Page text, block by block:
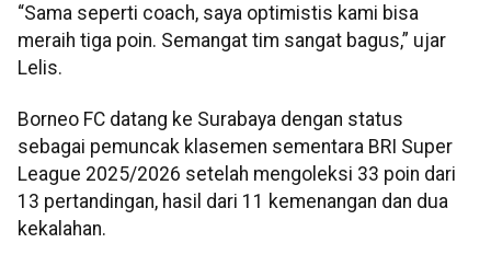
“Sama seperti coach, saya optimistis kami bisa
meraih tiga poin. Semangat tim sangat bagus,” ujar
Lelis.
Borneo FC datang ke Surabaya dengan status
sebagai pemuncak klasemen sementara BRI Super
League 2025/2026 setelah mengoleksi 33 poin dari
13 pertandingan, hasil dari 11 kemenangan dan dua
kekalahan.